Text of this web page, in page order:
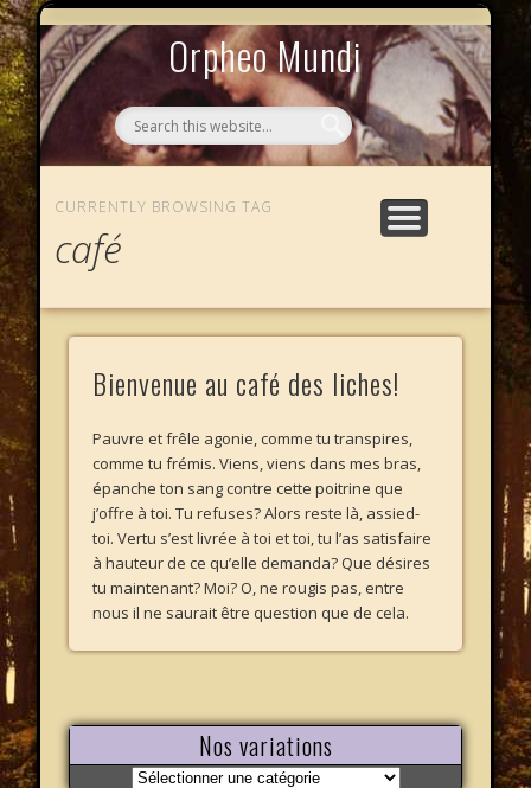
Orpheo Mundi
CURRENTLY BROWSING TAG
café
Bienvenue au café des liches!
Pauvre et frêle agonie, comme tu transpires,
comme tu frémis. Viens, viens dans mes bras,
épanche ton sang contre cette poitrine que
j’offre à toi. Tu refuses? Alors reste là, assied-
toi. Vertu s’est livrée à toi et toi, tu l’as satisfaire
à hauteur de ce qu’elle demanda? Que désires
tu maintenant? Moi? O, ne rougis pas, entre
nous il ne saurait être question que de cela.
Nos variations
Nos